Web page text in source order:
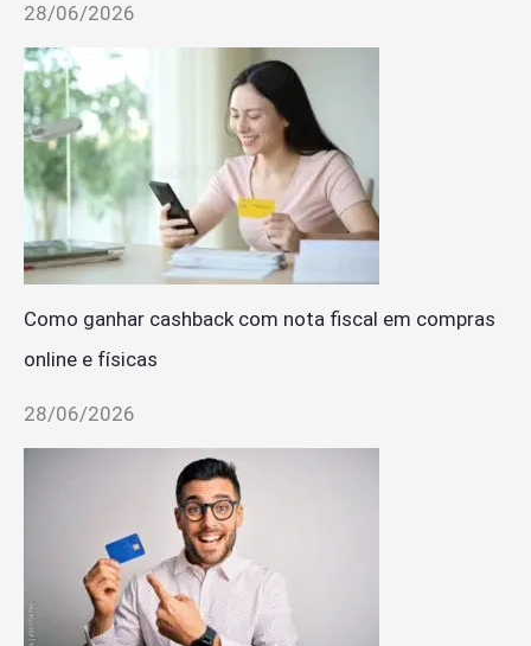
28/06/2026
Como ganhar cashback com nota fiscal em compras
online e físicas
28/06/2026